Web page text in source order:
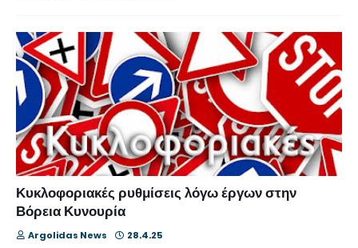
Κυκλοφοριακές ρυθμίσεις λόγω έργων στην
Βόρεια Κυνουρία
Argolidas News 28.4.25